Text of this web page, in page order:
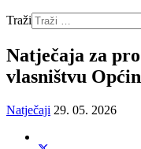
Traži
Natječaja za
vlasništvu
Natječaji 29. 05. 2026